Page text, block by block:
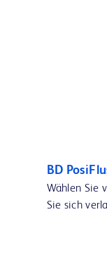
BD
Wählen Sie
Sie sich